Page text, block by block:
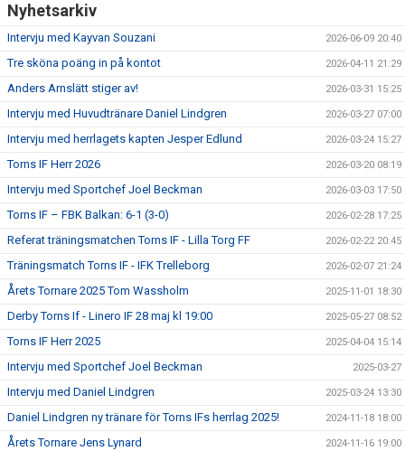
Nyhetsarkiv
Intervju med Kayvan Souzani 2026-06-09 20:40
Tre sköna poäng in på kontot 2026-04-11 21:29
Anders Arnslätt stiger av! 2026-03-31 15:25
Intervju med Huvudtränare Daniel Lindgren 2026-03-27 07:00
Intervju med herrlagets kapten Jesper Edlund 2026-03-24 15:27
Torns IF Herr 2026 2026-03-20 08:19
Intervju med Sportchef Joel Beckman 2026-03-03 17:50
Torns IF – FBK Balkan: 6-1 (3-0) 2026-02-28 17:25
Referat träningsmatchen Torns IF - Lilla Torg FF 2026-02-22 20:45
Träningsmatch Torns IF - IFK Trelleborg 2026-02-07 21:24
Årets Tornare 2025 Tom Wassholm 2025-11-01 18:30
Derby Torns If - Linero IF 28 maj kl 19:00 2025-05-27 08:52
Torns IF Herr 2025 2025-04-04 15:14
Intervju med Sportchef Joel Beckman 2025-03-27
Intervju med Daniel Lindgren 2025-03-24 13:30
Daniel Lindgren ny tränare för Torns IFs herrlag 2025! 2024-11-18 18:00
Årets Tornare Jens Lynard 2024-11-16 19:00